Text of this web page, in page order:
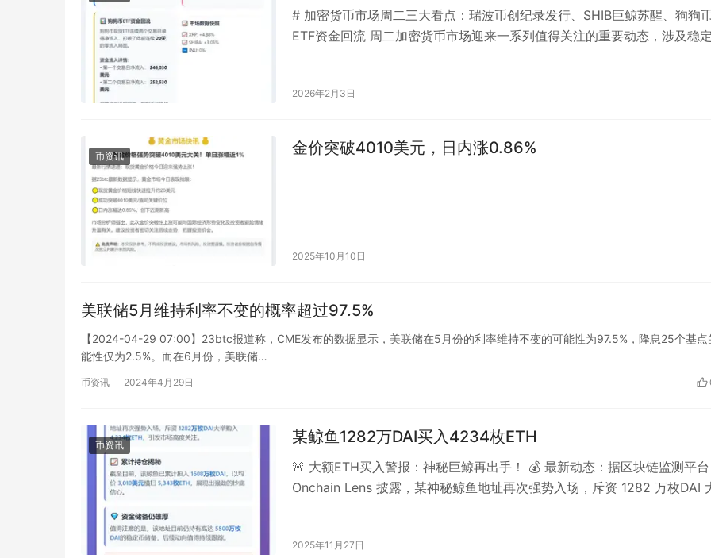
# 加密货币市场周二三大看点：瑞波币创纪录发行、SHIB巨鲸苏醒、狗狗
ETF资金回流 周二加密货币市场迎来一系列值得关注的重要动态，涉及稳
2026年2月3日
币资讯 金价突破4010美元，日内涨0.86%
2025年10月10日
美联储5月维持利率不变的概率超过97.5%
【2024-04-29 07:00】23btc报道称，CME发布的数据显示，美联储在5月份的利率维持不变的可能性为97.5%，降息25个基点
能性仅为2.5%。而在6月份，美联储…
币资讯 2024年4月29日
币资讯 某鲸鱼1282万DAI买入4234枚ETH
🚨 大额ETH买入警报：神秘巨鲸再出手！ 💰 最新动态：据区块链监测平台
Onchain Lens 披露，某神秘鲸鱼地址再次强势入场，斥资 1282 万枚DAI
2025年11月27日